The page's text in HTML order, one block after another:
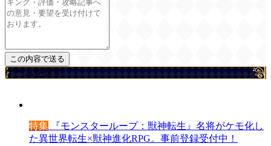
ゲームを探す
特集 『モンスターループ：獣神転生』名将がケモ化し
た異世界転生×獣神進化RPG。事前登録受付中！